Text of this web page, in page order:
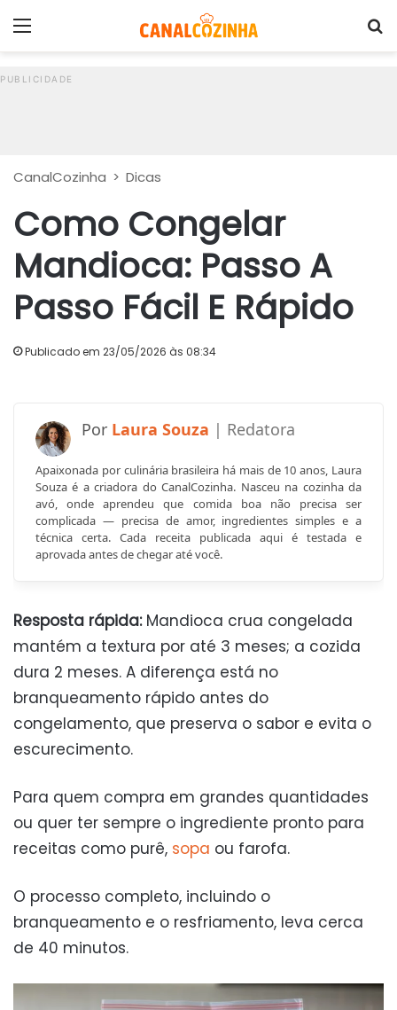
Menu
CanalCozinha > Dicas
Como Congelar
Mandioca: Passo A
Passo Fácil E Rápido
Publicado em 23/05/2026 às 08:34
Laura Souza
Apaixonada por culinária brasileira há mais de 10 anos, Laura
Souza é a criadora do CanalCozinha. Nasceu na cozinha da
avó, onde aprendeu que comida boa não precisa ser
complicada — precisa de amor, ingredientes simples e a
técnica certa. Cada receita publicada aqui é testada e
aprovada antes de chegar até você.
Resposta rápida:Mandioca crua congelada
mantém a textura por até 3 meses; a cozida
dura 2 meses. A diferença está no
branqueamento rápido antes do
congelamento, que preserva o sabor e evita o
escurecimento.
Para quem compra em grandes quantidades
ou quer ter sempre o ingrediente pronto para
receitas como purê, sopa ou farofa.
O processo completo, incluindo o
branqueamento e o resfriamento, leva cerca
de 40 minutos.